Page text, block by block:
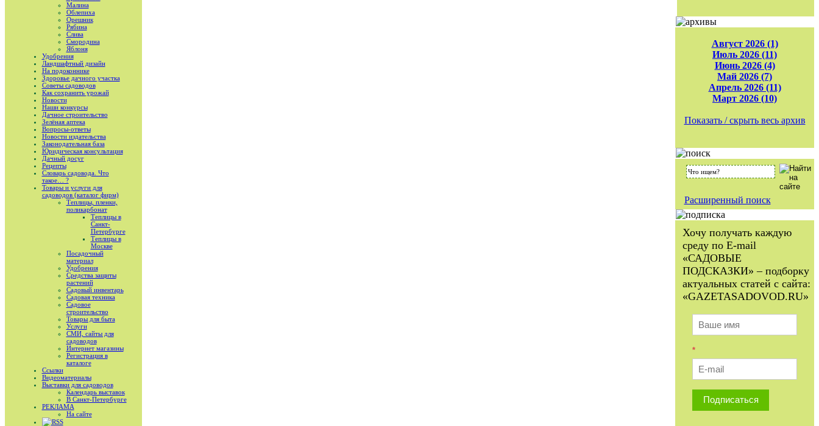
Малина
Облепиха
Орешник
Рябина
Слива
Смородина
Яблоня
Удобрения
Ландшафтный дизайн
На подоконнике
Здоровье дачного участка
Советы садоводов
Как сохранить урожай
Новости
Наши конкурсы
Дачное строительство
Зелёная аптека
Вопросы-ответы
Новости издательства
Законодательная база
Юридическая консультация
Дачный досуг
Рецепты
Словарь садовода. Что
такое… ?
Товары и услуги для
садоводов (каталог фирм)
Теплицы, пленки,
поликарбонат
Теплицы в
Санкт-
Петербурге
Теплицы в
Москве
Посадочный
материал
Удобрения
Средства защиты
растений
Садовый инвентарь
Садовая техника
Садовое
строительство
Товары для быта
Услуги
СМИ, сайты для
садоводов
Интернет магазины
Регистрация в
каталоге
Ссылки
Видеоматериалы
Выставки для садоводов
Календарь выставок
В Санкт-Петербурге
РЕКЛАМА
На сайте
RSS
Август 2026 (1)
Июль 2026 (11)
Июнь 2026 (4)
Май 2026 (7)
Апрель 2026 (11)
Март 2026 (10)
Показать / скрыть весь архив
Расширенный поиск
Хочу получать каждую
среду по E-mail
«САДОВЫЕ
ПОДСКАЗКИ» – подборку
актуальных статей с сайта:
«GAZETASADOVOD.RU»
*
Подписаться